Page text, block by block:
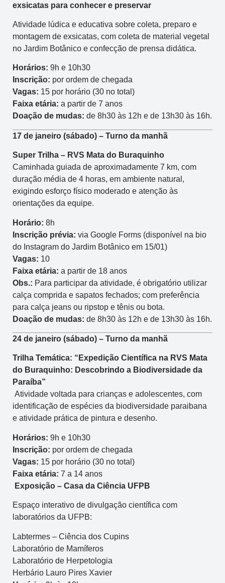
exsicatas para conhecer e preservar
Atividade lúdica e educativa sobre coleta, preparo e
montagem de exsicatas, com coleta de material vegetal
no Jardim Botânico e confecção de prensa didática.
Horários: 9h e 10h30
Inscrição: por ordem de chegada
Vagas: 15 por horário (30 no total)
Faixa etária: a partir de 7 anos
Doação de mudas: de 8h30 às 12h e de 13h30 às 16h.
17 de janeiro (sábado) – Turno da manhã
Super Trilha – RVS Mata do Buraquinho
Caminhada guiada de aproximadamente 7 km, com
duração média de 4 horas, em ambiente natural,
exigindo esforço físico moderado e atenção às
orientações da equipe.
Horário: 8h
Inscrição prévia: via Google Forms (disponível na bio
do Instagram do Jardim Botânico em 15/01)
Vagas: 10
Faixa etária: a partir de 18 anos
Obs.: Para participar da atividade, é obrigatório utilizar
calça comprida e sapatos fechados; com preferência
para calça jeans ou ripstop e tênis ou bota.
Doação de mudas: de 8h30 às 12h e de 13h30 às 16h.
24 de janeiro (sábado) – Turno da manhã
Trilha Temática: “Expedição Científica na RVS Mata
do Buraquinho: Descobrindo a Biodiversidade da
Paraíba”
Atividade voltada para crianças e adolescentes, com
identificação de espécies da biodiversidade paraibana
e atividade prática de pintura e desenho.
Horários: 9h e 10h30
Inscrição: por ordem de chegada
Vagas: 15 por horário (30 no total)
Faixa etária: 7 a 14 anos
Exposição – Casa da Ciência UFPB
Espaço interativo de divulgação científica com
laboratórios da UFPB:
Labtermes – Ciência dos Cupins
Laboratório de Mamíferos
Laboratório de Herpetologia
Herbário Lauro Pires Xavier